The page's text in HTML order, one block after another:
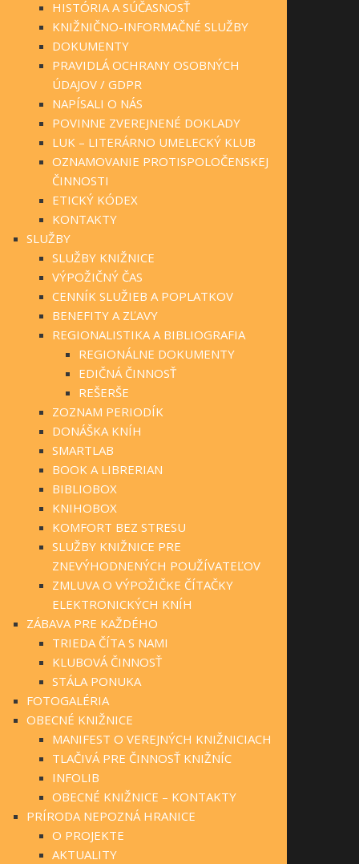
HISTÓRIA A SÚČASNOSŤ
KNIŽNIČNO-INFORMAČNÉ SLUŽBY
DOKUMENTY
PRAVIDLÁ OCHRANY OSOBNÝCH
ÚDAJOV / GDPR
NAPÍSALI O NÁS
POVINNE ZVEREJNENÉ DOKLADY
LUK – LITERÁRNO UMELECKÝ KLUB
OZNAMOVANIE PROTISPOLOČENSKEJ
ČINNOSTI
ETICKÝ KÓDEX
KONTAKTY
SLUŽBY
SLUŽBY KNIŽNICE
VÝPOŽIČNÝ ČAS
CENNÍK SLUŽIEB A POPLATKOV
BENEFITY A ZĽAVY
REGIONALISTIKA A BIBLIOGRAFIA
REGIONÁLNE DOKUMENTY
EDIČNÁ ČINNOSŤ
REŠERŠE
ZOZNAM PERIODÍK
DONÁŠKA KNÍH
SMARTLAB
BOOK A LIBRERIAN
BIBLIOBOX
KNIHOBOX
KOMFORT BEZ STRESU
SLUŽBY KNIŽNICE PRE
ZNEVÝHODNENÝCH POUŽÍVATEĽOV
ZMLUVA O VÝPOŽIČKE ČÍTAČKY
ELEKTRONICKÝCH KNÍH
ZÁBAVA PRE KAŽDÉHO
TRIEDA ČÍTA S NAMI
KLUBOVÁ ČINNOSŤ
STÁLA PONUKA
FOTOGALÉRIA
OBECNÉ KNIŽNICE
MANIFEST O VEREJNÝCH KNIŽNICIACH
TLAČIVÁ PRE ČINNOSŤ KNIŽNÍC
INFOLIB
OBECNÉ KNIŽNICE – KONTAKTY
PRÍRODA NEPOZNÁ HRANICE
O PROJEKTE
AKTUALITY